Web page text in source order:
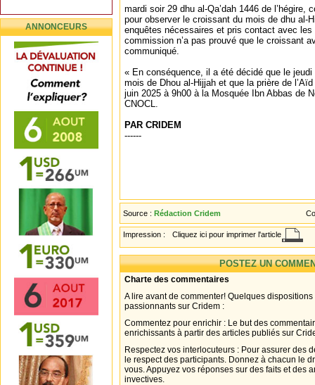
ANNONCEURS
mardi soir 29 dhu al-Qa’dah 1446 de l’hégire,
pour observer le croissant du mois de dhu al-
enquêtes nécessaires et pris contact avec
commission n’a pas prouvé que le croissant
communiqué.
« En conséquence, il a été décidé que le
mois de Dhou al-Hijjah et que la prière de
juin 2025 à 9h00 à la Mosquée Ibn Abbas de
CNOCL.
PAR CRIDEM
------
Source : Rédaction Cridem
Impression : Cliquez ici pour imprimer l'article
POSTEZ UN
Charte des commentaires
A lire avant de commenter! Quelques
passionnants sur Cridem :
Commentez pour enrichir : Le but des
enrichissants à partir des articles publiés sur
Respectez vos interlocuteurs : Pour assurer des
le respect des participants. Donnez à chacun le
vous. Appuyez vos réponses sur des faits et des
invectives.